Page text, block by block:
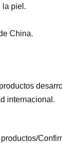
la piel.
China.
internacional.